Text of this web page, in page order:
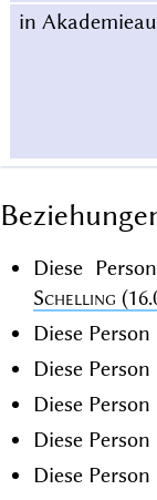
in
Diese
Schelling
Diese Person
Diese Person
Diese Person
Diese Person
Diese Person